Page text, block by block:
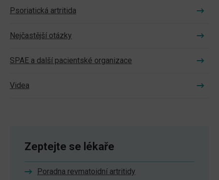
Psoriatická artritida
Nejčastější otázky
SPAE a další pacientské organizace
Videa
Zeptejte se lékaře
Poradna revmatoidní artritidy